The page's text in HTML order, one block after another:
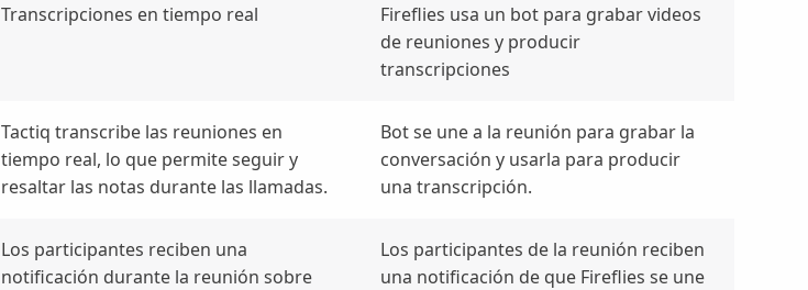
Transcripciones en tiempo real
Fireflies usa un bot para grabar videos
de reuniones y producir
transcripciones
Tactiq transcribe las reuniones en
tiempo real, lo que permite seguir y
resaltar las notas durante las llamadas.
Bot se une a la reunión para grabar la
conversación y usarla para producir
una transcripción.
Los participantes reciben una
notificación durante la reunión sobre
Los participantes de la reunión reciben
una notificación de que Fireflies se une